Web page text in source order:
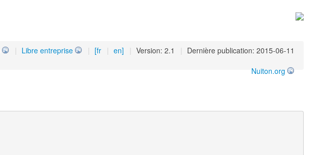
| Dernière publication: 2015-06-11
| Version: 2.1
| en]
| [fr
| Libre entreprise
Nuiton.org